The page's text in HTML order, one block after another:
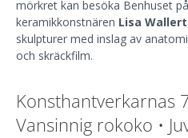
mörkret kan besöka Benhuset
keramikkonstnären Lisa Wallert
skulpturer med inslag av
och skräckfilm.
Konsthantverkarnas
Vansinnig rokoko •